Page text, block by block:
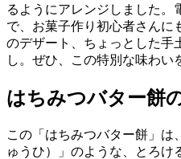
るようにアレンジしました。
で、お菓子作り初心者さんに
のデザート、ちょっとした手
し。ぜひ、この特別な味わい
はちみつバター餅
この「はちみつバター餅」は
ゅうひ）」のような、とろけ